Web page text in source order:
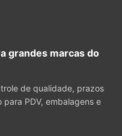
grandes marcas do
de qualidade, prazos
PDV, embalagens e